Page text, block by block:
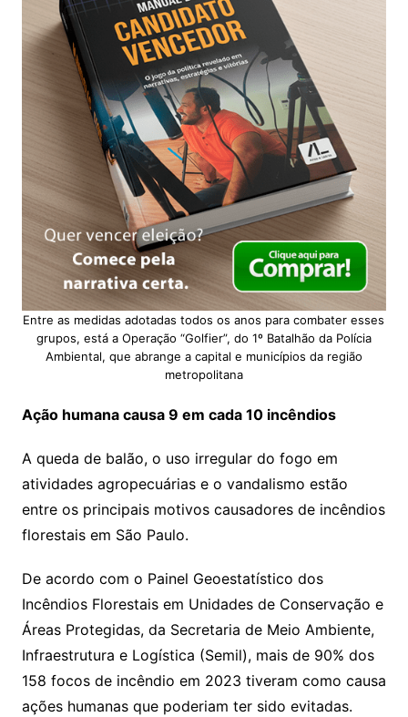
Entre as medidas adotadas todos os anos para combater esses
grupos, está a Operação “Golfier”, do 1º Batalhão da Polícia
Ambiental, que abrange a capital e municípios da região
metropolitana
Ação humana causa 9 em cada 10 incêndios
A queda de balão, o uso irregular do fogo em
atividades agropecuárias e o vandalismo estão
entre os principais motivos causadores de incêndios
florestais em São Paulo.
De acordo com o Painel Geoestatístico dos
Incêndios Florestais em Unidades de Conservação e
Áreas Protegidas, da Secretaria de Meio Ambiente,
Infraestrutura e Logística (Semil), mais de 90% dos
158 focos de incêndio em 2023 tiveram como causa
ações humanas que poderiam ter sido evitadas.